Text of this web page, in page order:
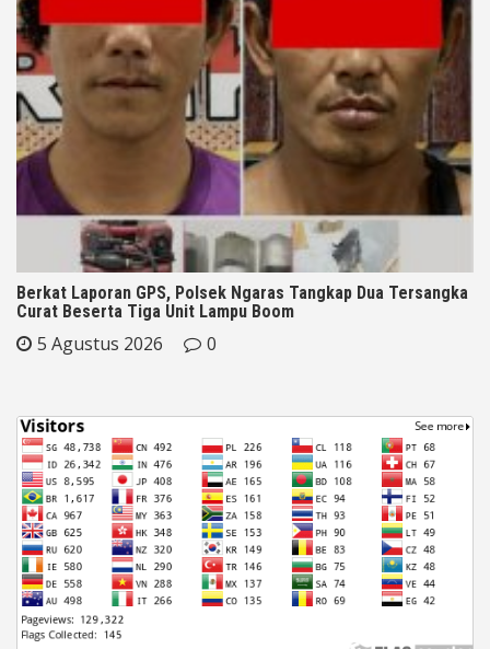
Berkat Laporan GPS, Polsek Ngaras Tangkap Dua Tersangka
Curat Beserta Tiga Unit Lampu Boom
5 Agustus 2026 0